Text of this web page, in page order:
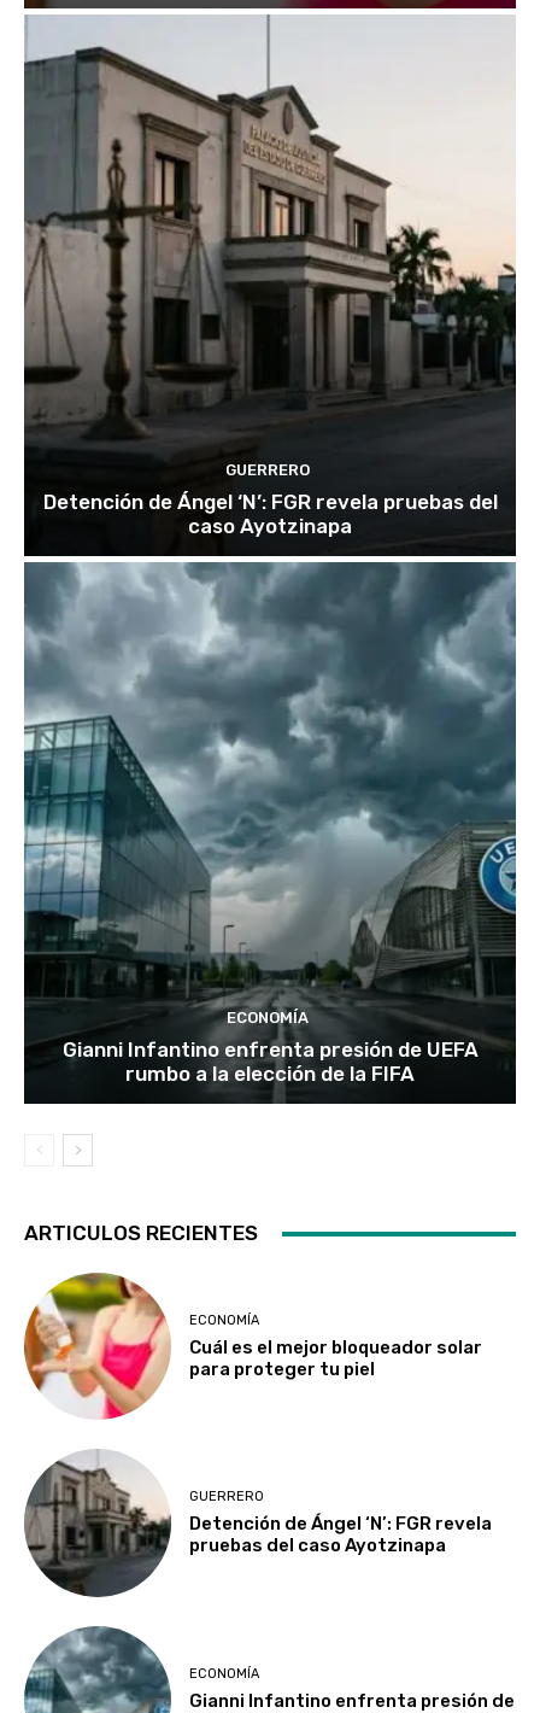
GUERRERO
Detención de Ángel ‘N’: FGR revela pruebas del
caso Ayotzinapa
ECONOMÍA
Gianni Infantino enfrenta presión de UEFA
rumbo a la elección de la FIFA
ARTICULOS RECIENTES
ECONOMÍA
Cuál es el mejor bloqueador solar
para proteger tu piel
GUERRERO
Detención de Ángel ‘N’: FGR revela
pruebas del caso Ayotzinapa
ECONOMÍA
Gianni Infantino enfrenta presión de